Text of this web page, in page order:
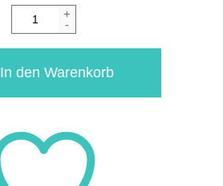
-
+
In den Warenkorb